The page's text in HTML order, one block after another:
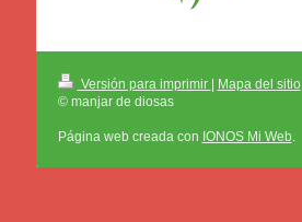
Versión para imprimir | Mapa del sitio
© manjar de diosas
Página web creada con IONOS Mi Web.